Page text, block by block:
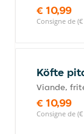
€ 10,99
Consigne de (€
Köfte
Viande,
€ 10,99
Consigne de (€